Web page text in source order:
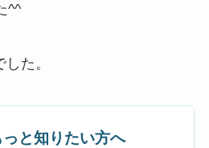
^^
た。
と知りたい方へ